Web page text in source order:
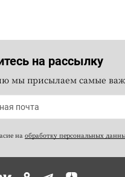
на рассылку
мы присылаем самые
на обработку персональных